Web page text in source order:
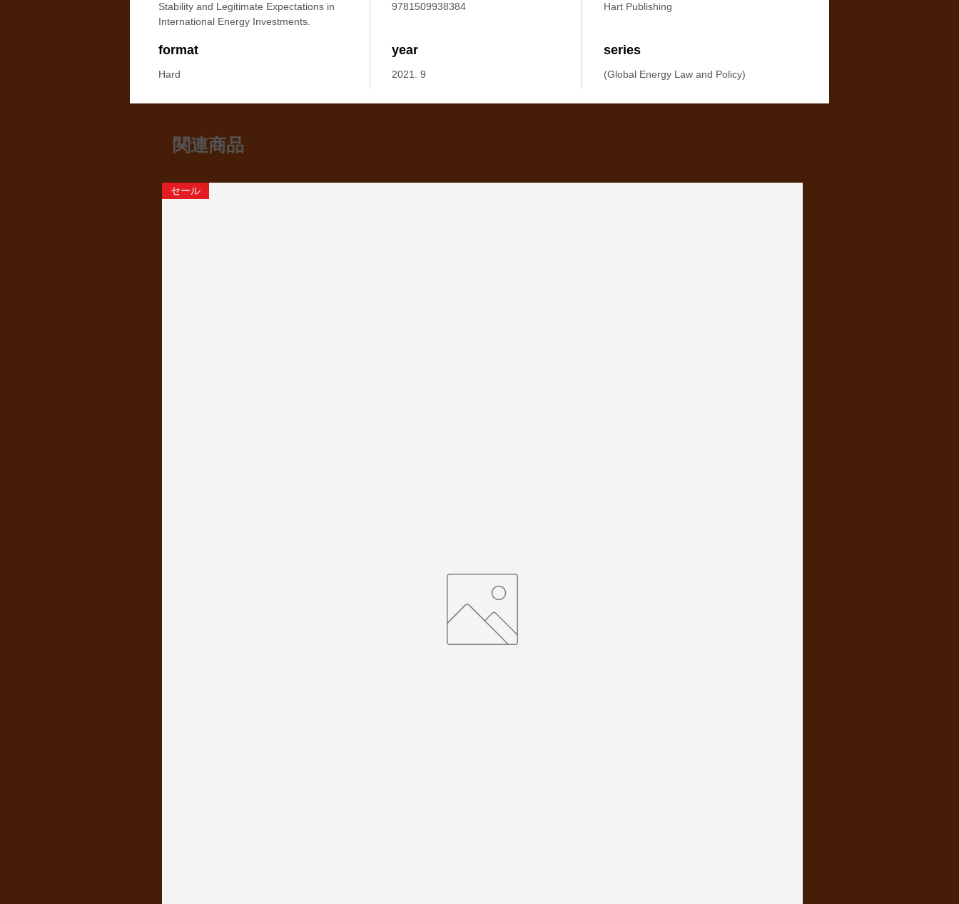
Stability and Legitimate Expectations in
International Energy Investments.
9781509938384 Hart Publishing
format
Hard
year
2021. 9
series
(Global Energy Law and Policy)
関連商品
セール